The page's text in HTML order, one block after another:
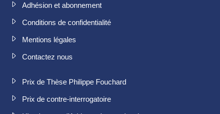
Adhésion et abonnement
Conditions de confidentialité
Mentions légales
Contactez nous
Prix de Thèse Philippe Fouchard
Prix de contre-interrogatoire